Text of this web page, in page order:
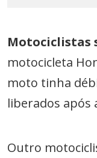
Motociclistas
motocicleta
moto tinha
liberados após
Outro